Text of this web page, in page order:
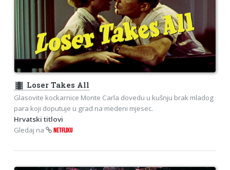
theaters Loser Takes All
Glasovite kockarnice Monte Carla dovedu u kušnju brak mladog
para koji doputuje u grad na medeni mjesec.
Hrvatski titlovi
Gledaj na
NETFLIXU